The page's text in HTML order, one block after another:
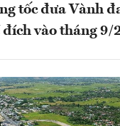
tốc đưa Vành
vào tháng 9/